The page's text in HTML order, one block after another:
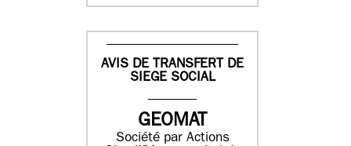
AVIS DE TRANSFERT DE
SIEGE SOCIAL
GEOMAT
Société par Actions